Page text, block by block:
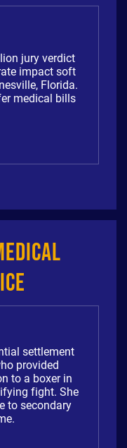
jury verdict
impact soft
Florida.
medical bills
settlement
provided
to a boxer in
fight. She
to secondary